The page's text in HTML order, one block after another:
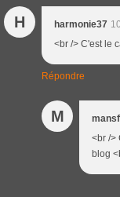
H harmonie37
<br /> C'est le
Répondre
M
<br />
blog